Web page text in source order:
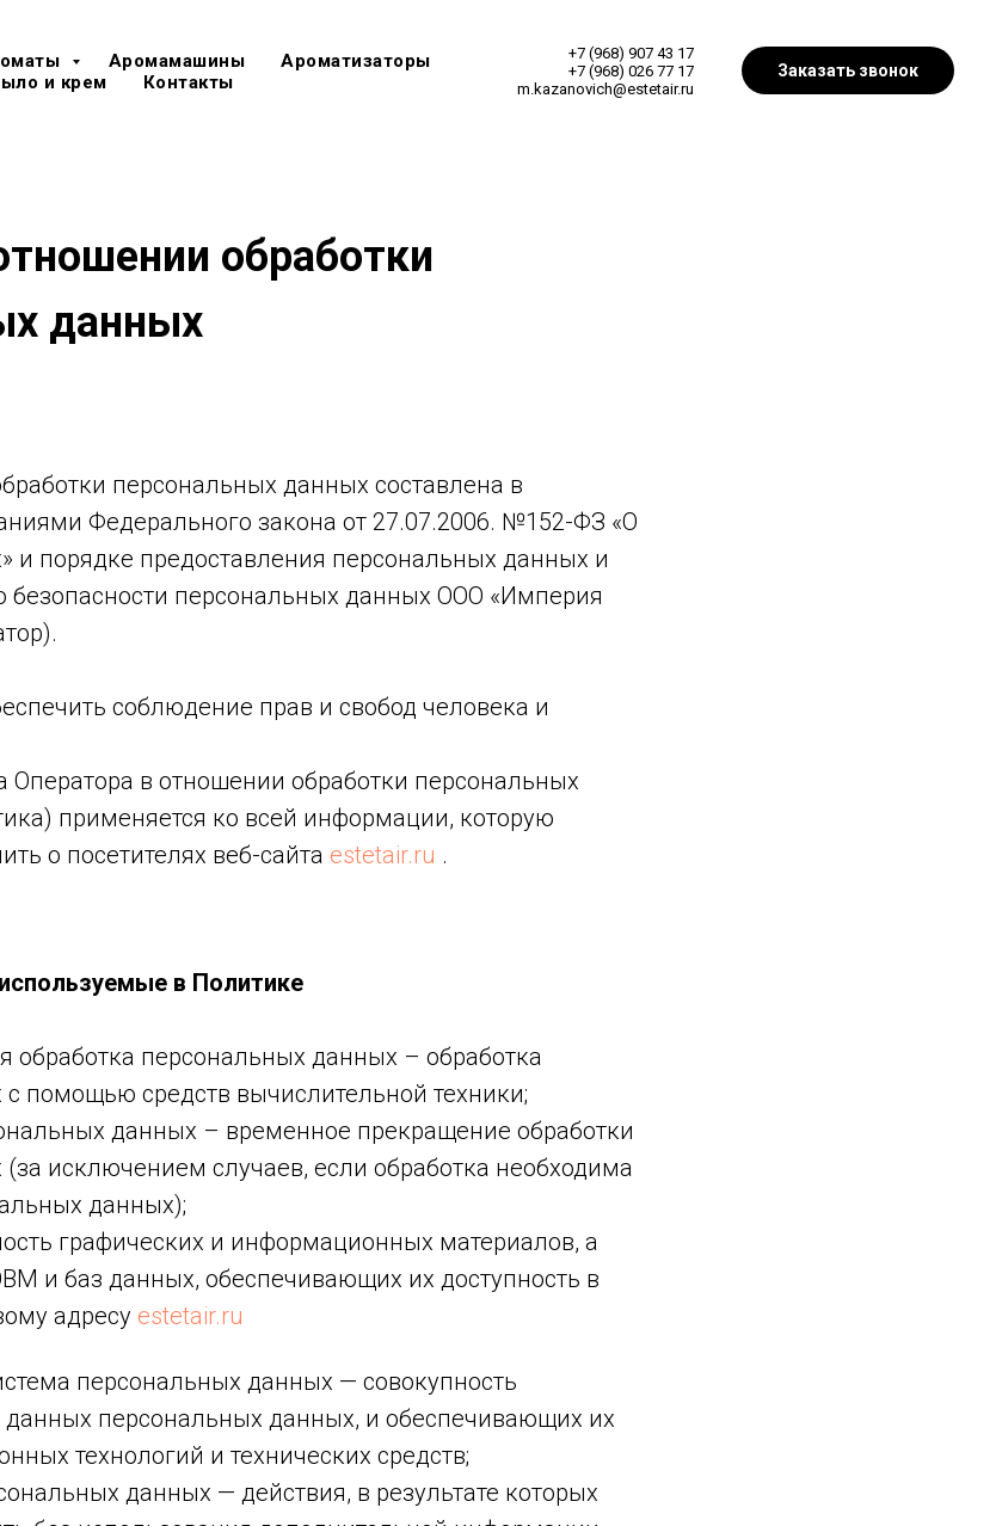
Аромамашины
Ароматизаторы
и крем
Контакты
+7 (968) 907 43 17
+7 (968) 026 77 17
m.kazanovich@estetair.ru
Заказать звонок
обработки
данных
персональных данных составлена в
Федерального закона от 27.07.2006. №152-ФЗ «О
и порядке предоставления персональных данных и
безопасности персональных данных ООО «Империя
соблюдение прав и свобод человека и
Оператора в отношении обработки персональных
применяется ко всей информации, которую
о посетителях веб-сайта estetair.ru .
в Политике
обработка персональных данных – обработка
помощью средств вычислительной техники;
данных – временное прекращение обработки
исключением случаев, если обработка необходима
данных);
графических и информационных материалов, а
и баз данных, обеспечивающих их доступность в
адресу estetair.ru
персональных данных — совокупность
данных персональных данных, и обеспечивающих их
технологий и технических средств;
данных — действия, в результате которых